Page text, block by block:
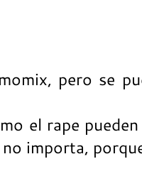
pero se
el rape
no importa,